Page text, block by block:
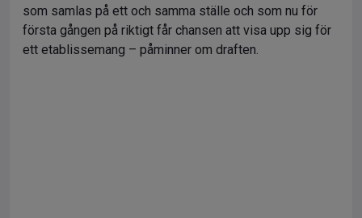
som samlas på ett och samma ställe och som nu för
första gången på riktigt får chansen att visa upp sig för
ett etablissemang – påminner om draften.